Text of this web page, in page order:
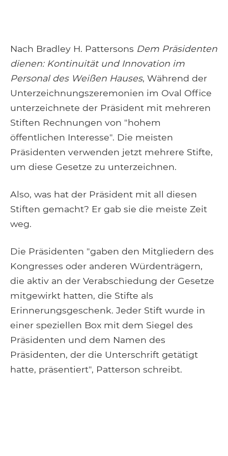
Nach Bradley H. Pattersons Dem Präsidenten
dienen: Kontinuität und Innovation im
Personal des Weißen Hauses, Während der
Unterzeichnungszeremonien im Oval Office
unterzeichnete der Präsident mit mehreren
Stiften Rechnungen von "hohem
öffentlichen Interesse". Die meisten
Präsidenten verwenden jetzt mehrere Stifte,
um diese Gesetze zu unterzeichnen.
Also, was hat der Präsident mit all diesen
Stiften gemacht? Er gab sie die meiste Zeit
weg.
Die Präsidenten "gaben den Mitgliedern des
Kongresses oder anderen Würdenträgern,
die aktiv an der Verabschiedung der Gesetze
mitgewirkt hatten, die Stifte als
Erinnerungsgeschenk. Jeder Stift wurde in
einer speziellen Box mit dem Siegel des
Präsidenten und dem Namen des
Präsidenten, der die Unterschrift getätigt
hatte, präsentiert", Patterson schreibt.